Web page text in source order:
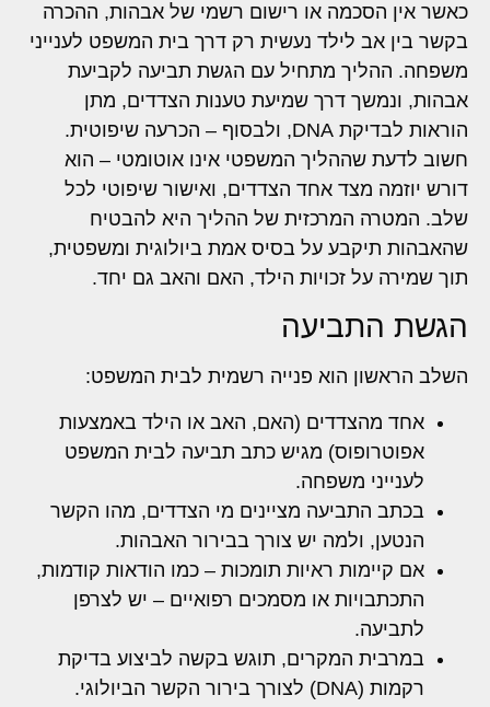
כאשר אין הסכמה או רישום רשמי של אבהות, ההכרה
בקשר בין אב לילד נעשית רק דרך בית המשפט לענייני
משפחה. ההליך מתחיל עם הגשת תביעה לקביעת
אבהות, ונמשך דרך שמיעת טענות הצדדים, מתן
הוראות לבדיקת DNA, ולבסוף – הכרעה שיפוטית.
חשוב לדעת שההליך המשפטי אינו אוטומטי – הוא
דורש יוזמה מצד אחד הצדדים, ואישור שיפוטי לכל
שלב. המטרה המרכזית של ההליך היא להבטיח
שהאבהות תיקבע על בסיס אמת ביולוגית ומשפטית,
תוך שמירה על זכויות הילד, האם והאב גם יחד.
הגשת התביעה
השלב הראשון הוא פנייה רשמית לבית המשפט:
אחד מהצדדים (האם, האב או הילד באמצעות
אפוטרופוס) מגיש כתב תביעה לבית המשפט
לענייני משפחה.
בכתב התביעה מציינים מי הצדדים, מהו הקשר
הנטען, ולמה יש צורך בבירור האבהות.
אם קיימות ראיות תומכות – כמו הודאות קודמות,
התכתבויות או מסמכים רפואיים – יש לצרפן
לתביעה.
במרבית המקרים, תוגש בקשה לביצוע בדיקת
רקמות (DNA) לצורך בירור הקשר הביולוגי.